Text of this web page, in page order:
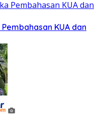
KUA dan